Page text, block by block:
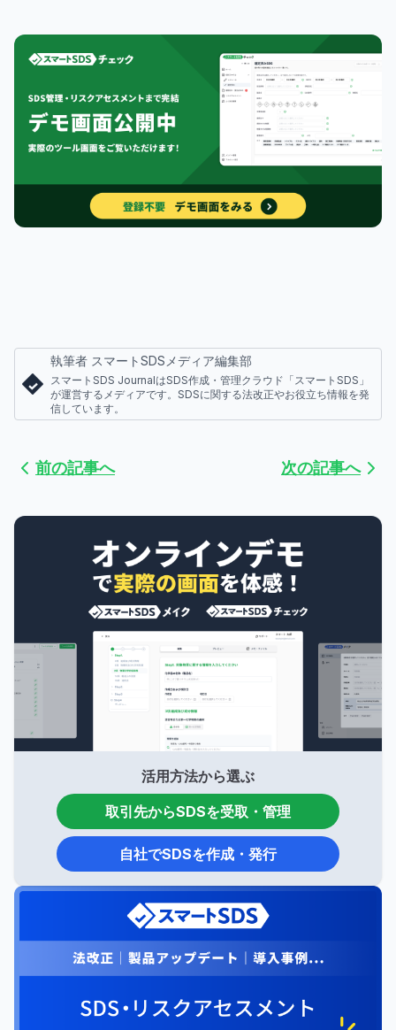
執筆者 スマートSDSメディア編集部
スマートSDS JournalはSDS作成・管理クラウド「スマートSDS」
が運営するメディアです。SDSに関する法改正やお役立ち情報を発
信しています。
前の記事へ 次の記事へ
活用方法から選ぶ
取引先からSDSを受取・管理
自社でSDSを作成・発行